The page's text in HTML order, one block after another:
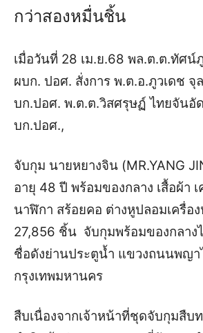
กว่าสองหมื่นชิ้น
เมื่อวันที่ 28 เม.ย.68 พล.ต.ต.ทัศ
ผบก. ปอศ. สั่งการ พ.ต.อ.ภูวเดช จุล
บก.ปอศ. พ.ต.ต.วิสศรุษฏ์ ไทยจันอัด
บก.ปอศ.,
จับกุม นายหยางจิน (MR.YANG
อายุ 48 ปี พร้อมของกลาง เสื้อผ้า
นาฬิกา สร้อยคอ ต่างหูปลอมเครื่อ
27,856 ชิ้น จับกุมพร้อมของกลาง
ชื่อดังย่านประตูน้ำ แขวงถนนพญา
กรุงเทพมหานคร
สืบเนื่องจากเจ้าหน้าที่ชุดจับกุมสืบ